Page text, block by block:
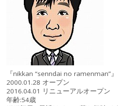
『nikkan “senndai no ramenman”』
2000.01.28 オープン
2016.04.01 リニューアルオープン
年齢:54歳